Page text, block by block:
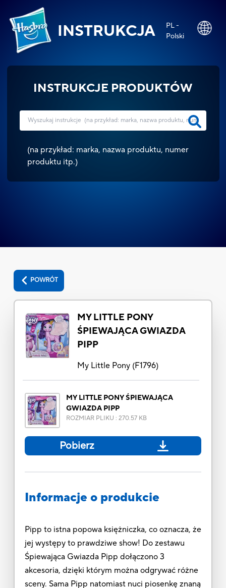
INSTRUKCJA
PL -
Polski
INSTRUKCJE PRODUKTÓW
(na przykład: marka, nazwa produktu, numer
produktu itp.)
POWRÓT
MY LITTLE PONY
ŚPIEWAJĄCA GWIAZDA
PIPP
My Little Pony(F1796)
MY LITTLE PONY ŚPIEWAJĄCA
GWIAZDA PIPP
ROZMIAR PLIKU : 270.57 KB
Pobierz
Informacje o produkcie
Pipp to istna popowa księżniczka, co oznacza, że
jej występy to prawdziwe show! Do zestawu
Śpiewająca Gwiazda Pipp dołączono 3
akcesoria, dzięki którym można odgrywać różne
sceny. Sama Pipp natomiast nuci piosenkę znaną